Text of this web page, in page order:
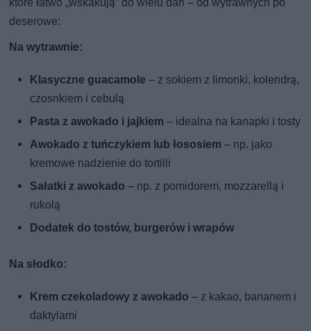
deserowe:
Na wytrawnie:
Klasyczne guacamole – z sokiem z limonki, kolendrą,
czosnkiem i cebulą
Pasta z awokado i jajkiem – idealna na kanapki i tosty
Awokado z tuńczykiem lub łososiem – np. jako
kremowe nadzienie do tortilli
Sałatki z awokado – np. z pomidorem, mozzarellą i
rukolą
Dodatek do tostów, burgerów i wrapów
Na słodko:
Krem czekoladowy z awokado – z kakao, bananem i
daktylami